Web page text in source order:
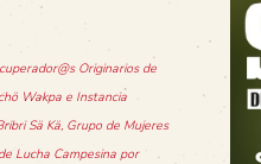
Originarios de
Wakpa e Instancia
Sä Kä, Grupo de Mujeres
Lucha Campesina por